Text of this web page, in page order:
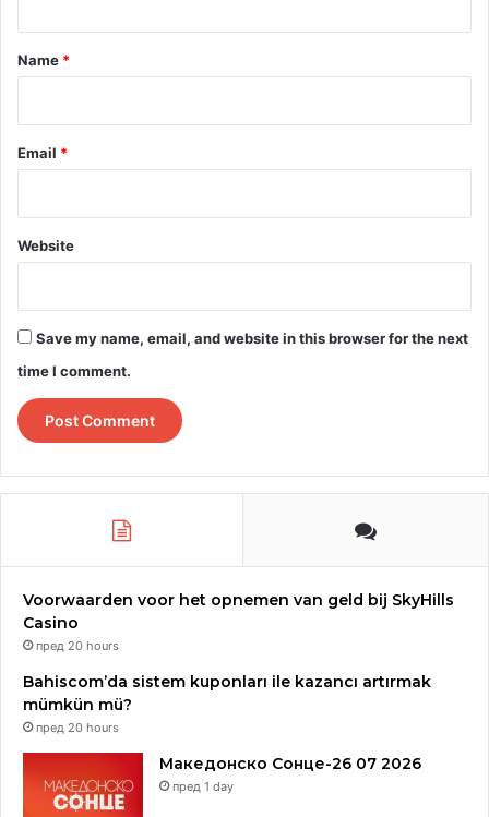
*
Name *
Email *
Website
Save my name, email, and website in this browser for the next
time I comment.
Voorwaarden voor het opnemen van geld bij SkyHills
Casino
пред 20 hours
Bahiscom’da sistem kuponları ile kazancı artırmak
mümkün mü?
пред 20 hours
Македонско Сонце-26 07 2026
пред 1 day